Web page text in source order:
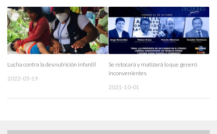
Lucha contra la desnutrición infantil
2022-05-19
Se retocará y matizará lo que generó
inconvenientes
2021-10-01